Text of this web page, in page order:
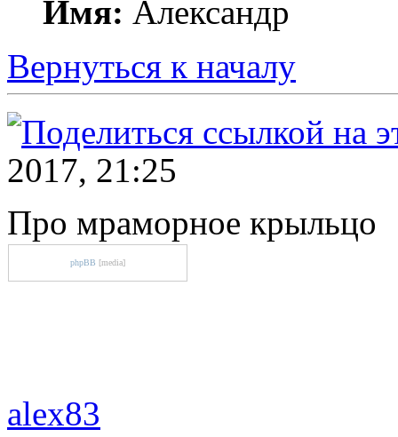
Имя: Александр
Вернуться к началу
2017, 21:25
Про мраморное крыльцо
phpBB [media]
alex83